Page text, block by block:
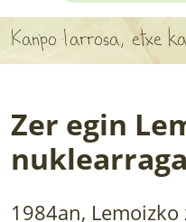
APARTEN MAPA
LURRERAKO
HASI NAHI AL
Kanpo larrosa, etxe
Zer egin
1984an,